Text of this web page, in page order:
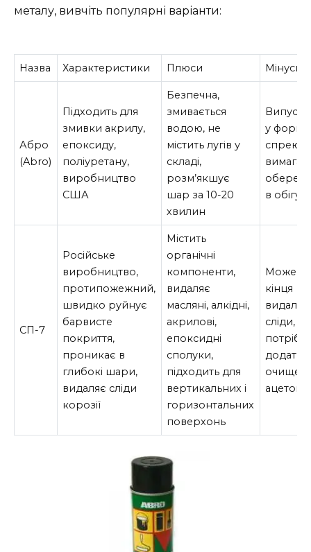
металу, вивчіть популярні варіанти:
Назва Характеристики Плюси Мінуси
Абро
(Abro)
Підходить для
змивки акрилу,
епоксиду,
поліуретану,
виробництво
США
Безпечна,
змивається
водою, не
містить лугів у
складі,
розм’якшує
шар за 10-20
хвилин
у формі
спрею,
вимагає
в обігу
СП-7
Російське
виробництво,
протипожежний,
швидко руйнує
барвисте
покриття,
проникає в
глибокі шари,
видаляє сліди
корозії
Містить
органічні
компоненти,
видаляє
масляні, алкідні,
акрилові,
епоксидні
сполуки,
підходить для
вертикальних і
горизонтальних
поверхонь
Може
кінця
сліди,